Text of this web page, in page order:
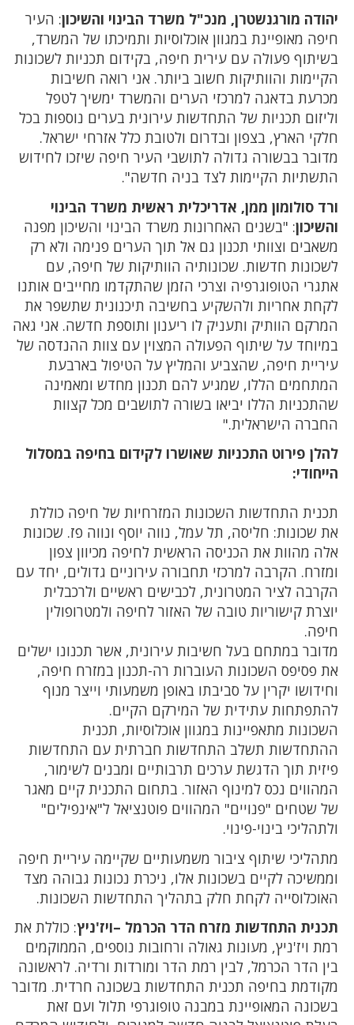
יהודה מורגנשטרן, מנכ"ל משרד הבינוי והשיכון: העיר
חיפה מאופיינת במגוון אוכלוסיות ותמיכתו של המשרד,
בשיתוף פעולה עם עירית חיפה, בקידום תכניות לשכונות
הקיימות והוותיקות חשוב ביותר. אני רואה חשיבות
מכרעת בדאגה למרכזי הערים והמשרד ימשיך לטפל
וליזום תכניות של התחדשות עירונית בערים נוספות בכל
חלקי הארץ, בצפון ובדרום ולטובת כלל אזרחי ישראל.
מדובר בבשורה גדולה לתושבי העיר חיפה שיזכו לחידוש
התשתיות הקיימות לצד בניה חדשה".
ורד סולומון ממן, אדריכלית ראשית משרד הבינוי
והשיכון: "בשנים האחרונות משרד הבינוי והשיכון מפנה
משאבים וצוותי תכנון גם אל תוך הערים פנימה ולא רק
לשכונות חדשות. שכונותיה הוותיקות של חיפה, עם
אתגרי הטופוגרפיה וצרכי הזמן שהתקדמו מחייבים אותנו
לקחת אחריות ולהשקיע בחשיבה תיכנונית שתשפר את
המרקם הוותיק ותעניק לו ריענון ותוספת חדשה. אני גאה
במיוחד על שיתוף הפעולה המצוין עם צוות ההנדסה של
עיריית חיפה, שהצביע והמליץ על הטיפול בארבעת
המתחמים הללו, שמגיע להם תכנון מחדש ומאמינה
שהתכניות הללו יביאו בשורה לתושבים מכל קצוות
החברה הישראלית."
להלן פירוט התכניות שאושרו לקידום בחיפה במסלול
הייחודי:
תכנית התחדשות השכונות המזרחיות של חיפה כוללת
את שכונות: חליסה, תל עמל, נווה יוסף ונווה פז. שכונות
אלה מהוות את הכניסה הראשית לחיפה מכיוון צפון
ומזרח. הקרבה למרכזי תחבורה עירוניים גדולים, יחד עם
הקרבה לציר המטרונית, לכבישים ראשיים ולרכבלית
יוצרת קישוריות טובה של האזור לחיפה ולמטרופולין
חיפה.
מדובר במתחם בעל חשיבות עירונית, אשר תכנונו ישלים
את פסיפס השכונות העוברות רה-תכנון במזרח חיפה,
וחידושו יקרין על סביבתו באופן משמעותי וייצר מנוף
להתפתחות עתידית של המירקם הקיים.
השכונות מתאפיינות במגוון אוכלוסיות, תכנית
ההתחדשות תשלב התחדשות חברתית עם התחדשות
פיזית תוך הדגשת ערכים תרבותיים ומבנים לשימור,
המהווים נכס למינוף האזור. בתחום התכנית קיים מאגר
של שטחים "פנויים" המהווים פוטנציאל ל"אינפילים"
ולתהליכי בינוי-פינוי.
מתהליכי שיתוף ציבור משמעותיים שקיימה עיריית חיפה
וממשיכה לקיים בשכונות אלו, ניכרת נכונות גבוהה מצד
האוכלוסייה לקחת חלק בתהליך התחדשות השכונות.
תכנית התחדשות מזרח הדר הכרמל –ויז'ניץ: כוללת את
רמת ויז'ניץ, מעונות גאולה ורחובות נוספים, הממוקמים
בין הדר הכרמל, לבין רמת הדר ומורדות ורדיה. לראשונה
מקודמת בחיפה תכנית התחדשות בשכונה חרדית. מדובר
בשכונה המאופיינת במבנה טופוגרפי תלול ועם זאת